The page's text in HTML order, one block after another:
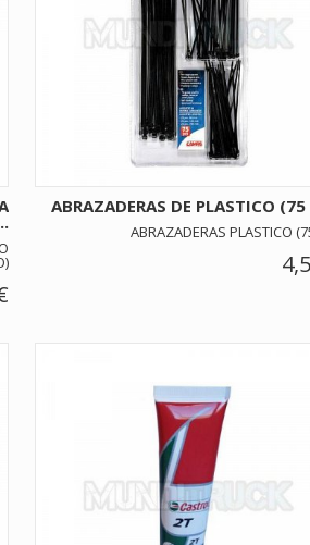
ABRAZADERAS DE PLASTICO
ABRAZADERAS PLASTICO